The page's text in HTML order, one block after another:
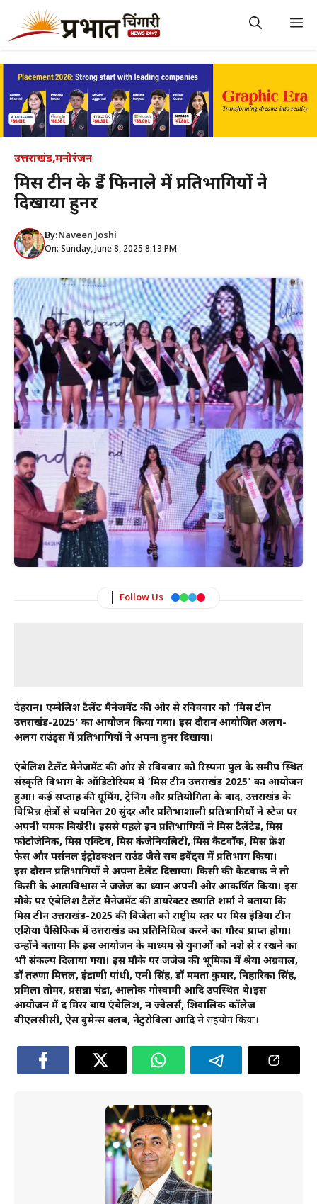
content
उत्तराखंड,मनोरंजन
मिस टीन के ग्रैंड फिनाले में प्रतिभागियों ने
दिखाया हुनर
By:Naveen Joshi
On: Sunday, June 8, 2025 8:13 PM
Follow Us
देहरादून। एम्बेलिश टैलेंट मैनेजमेंट की ओर से रविववार को ‘मिस टीन
उत्तराखंड-2025’ का आयोजन किया गया। इस दौरान आयोजित अलग-
अलग राउंड्स में प्रतिभागियों ने अपना हुनर दिखाया।
एंबेलिश टैलेंट मैनेजमेंट की ओर से रविववार को रिस्पना पुल के समीप स्थित
संस्कृति विभाग के ऑडिटोरियम में ‘मिस टीन उत्तराखंड 2025’ का आयोजन
हुआ। कई सप्ताह की ग्रूमिंग, ट्रेनिंग और प्रतियोगिता के बाद, उत्तराखंड के
विभिन्न क्षेत्रों से चयनित 20 सुंदर और प्रतिभाशाली प्रतिभागियों ने स्टेज पर
अपनी चमक बिखेरी। इससे पहले इन प्रतिभागियों ने मिस टैलेंटेड, मिस
फोटोजेनिक, मिस एक्टिव, मिस कंजेनियलिटी, मिस कैटवॉक, मिस फ्रेश
फेस और पर्सनल इंट्रोडक्शन राउंड जैसे सब इवेंट्स में प्रतिभाग किया।
इस दौरान प्रतिभागियों ने अपना टैलेंट दिखाया। किसी की कैटवाक ने तो
किसी के आत्मविश्वास ने जजेज का ध्यान अपनी ओर आकर्षित किया। इस
मौके पर एंबेलिश टैलेंट मैनेजमेंट की डायरेक्टर ख्याति शर्मा ने बताया कि
मिस टीन उत्तराखंड-2025 की विजेता को राष्ट्रीय स्तर पर मिस इंडिया टीन
एशिया पैसिफिक में उत्तराखंड का प्रतिनिधित्व करने का गौरव प्राप्त होगा।
उन्होंने बताया कि इस आयोजन के माध्यम से युवाओं को नशे से दूर रखने का
भी संकल्प दिलाया गया। इस मौके पर जजेज की भूमिका में श्रेया अग्रवाल,
डॉ तरुणा मित्तल, इंद्राणी पांधी, एनी सिंह, डॉ ममता कुमार, निहारिका सिंह,
प्रमिला तोमर, प्रसन्ना चंद्रा, आलोक गोस्वामी आदि उपस्थित थे।इस
आयोजन में द मिरर बाय एंबेलिश, दून ज्वेलर्स, शिवालिक कॉलेज
वीएलसीसी, ऐस वुमेन्स क्लब, नेटुरोविला आदि ने सहयोग किया।